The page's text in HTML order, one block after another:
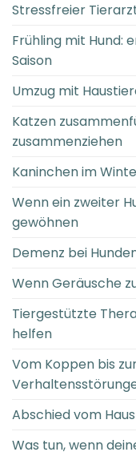
Stressfreier
Frühling mit Hund:
Saison
Umzug mit
Katzen
zusammenziehen
Kaninchen im
Wenn ein zweiter
gewöhnen
Demenz bei
Wenn Geräusche
Tiergestützte
helfen
Vom Koppen bis
Abschied vom
Was tun, wenn